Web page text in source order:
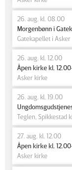
26. aug. kl. 08.00
Morgenbønn i
Gatekapellet i Asker
26. aug. kl. 12.00
Åpen kirke kl.
Asker kirke
26. aug. kl. 19.00
Teglen, Spikkestad
27. aug. kl. 12.00
Åpen kirke kl.
Asker kirke